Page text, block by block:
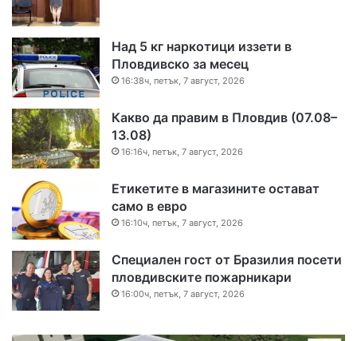
Над 5 кг наркотици иззети в
Пловдивско за месец
16:38ч, петък, 7 август, 2026
Какво да правим в Пловдив (07.08–
13.08)
16:16ч, петък, 7 август, 2026
Етикетите в магазините остават
само в евро
16:10ч, петък, 7 август, 2026
Специален гост от Бразилия посети
пловдивските пожарникари
16:00ч, петък, 7 август, 2026